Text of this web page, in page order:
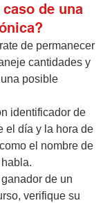
de una
de permanecer
cantidades y
posible
identificador de
el día y la hora de
el nombre de
de un
verifique su